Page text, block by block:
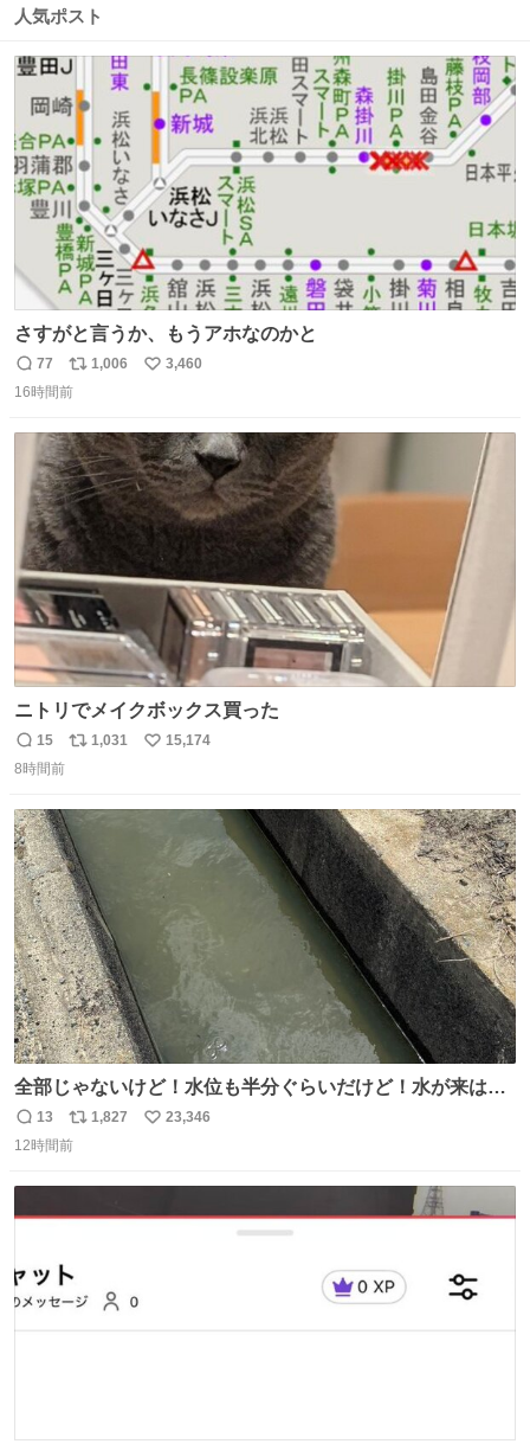
数
ス
数
人気ポスト
さすがと言うか、もうアホなのかと
返
信
77
リ
ポ
ト
数
1,006
い
数
3,460
16時間前
ニトリでメイクボックス買った
返
信
15
リ
ト
数
1,031
い
15,174
8時間前
全部じゃないけど！水位も半分ぐらいだけど！水が来はじ
めたよ！！！ 作業してくれた方々ありがとーーー
ー！！！！！！！！！！！！！！！！！！！！！！！！！
返
信
13
リ
ポ
1,827
い
23,346
12時間前